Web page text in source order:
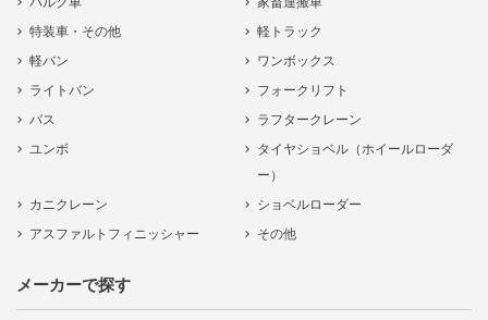
特装車・その他
軽トラック
軽バン
ワンボックス
ライトバン
フォークリフト
バス
ラフタークレーン
ユンボ
タイヤショベル（ホイールローダ
ー）
カニクレーン
ショベルローダー
アスファルトフィニッシャー
その他
メーカーで探す